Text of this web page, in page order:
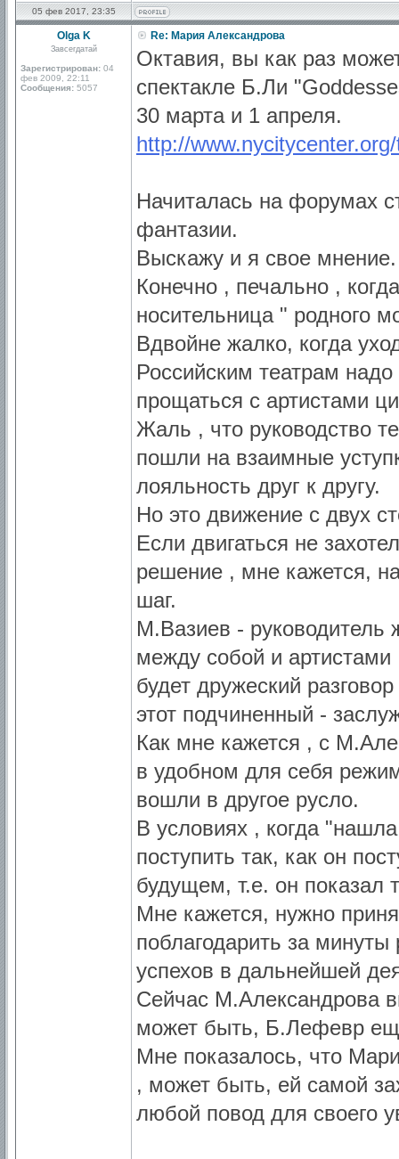
05 фев 2017, 23:35
Olga K
Завсегдатай
Зарегистрирован: 04
фев 2009, 22:11
Сообщения: 5057
Re: Мария Александрова
Октавия, вы как раз
спектакле Б.Ли
30 марта и 1 апреля.
http://
Начиталась на форумах
фантазии.
Выскажу и я свое
Конечно , печально ,
носительница " родного
Вдвойне жалко, когда
Российским театрам
прощаться с артистами
Жаль , что руководство
пошли на взаимные
лояльность друг к другу.
Но это движение с двух
Если двигаться не
решение , мне кажется,
шаг.
М.Вазиев - руководитель
между собой и
будет дружеский
этот подчиненный -
Как мне кажется , с
в удобном для себя
вошли в другое русло.
В условиях , когда
поступить так, как он
будущем, т.е. он показал
Мне кажется, нужно
поблагодарить за
успехов в дальнейшей
Сейчас М.Александрова
может быть, Б.Лефевр
Мне показалось, что
, может быть, ей самой
любой повод для своего